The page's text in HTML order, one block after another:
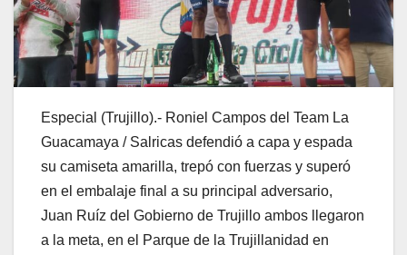
Especial (Trujillo).- Roniel Campos del Team La
Guacamaya / Salricas defendió a capa y espada
su camiseta amarilla, trepó con fuerzas y superó
en el embalaje final a su principal adversario,
Juan Ruíz del Gobierno de Trujillo ambos llegaron
a la meta, en el Parque de la Trujillanidad en